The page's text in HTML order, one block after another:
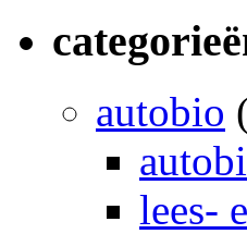
autobio
lees-